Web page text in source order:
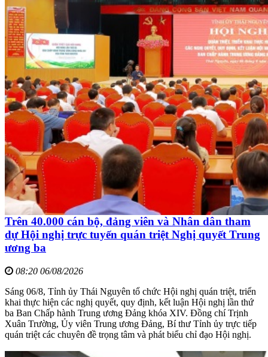
Trên 40.000 cán bộ, đảng viên và Nhân dân tham
dự Hội nghị trực tuyến quán triệt Nghị quyết Trung
ương ba
08:20 06/08/2026
Sáng 06/8, Tỉnh ủy Thái Nguyên tổ chức Hội nghị quán triệt, triển
khai thực hiện các nghị quyết, quy định, kết luận Hội nghị lần thứ
ba Ban Chấp hành Trung ương Đảng khóa XIV. Đồng chí Trịnh
Xuân Trường, Ủy viên Trung ương Đảng, Bí thư Tỉnh ủy trực tiếp
quán triệt các chuyên đề trọng tâm và phát biểu chỉ đạo Hội nghị.